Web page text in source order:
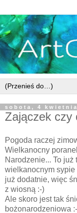
sobota, 4 kwietnia
Zajączek czy
Pogoda raczej
Wielkanocny
Narodzenie... To
wielkanocnym sypie
już dodatnie, więc
z wiosną :-)
Ale skoro jest tak
bożonarodzeniowa